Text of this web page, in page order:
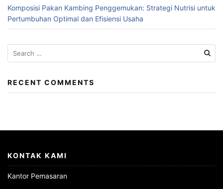
Komposisi Pakan Kambing Penggemukan: Strategi Nutrisi untuk
Pertumbuhan Optimal dan Efisiensi Usaha
Search
for:
RECENT COMMENTS
KONTAK KAMI
Kantor Pemasaran